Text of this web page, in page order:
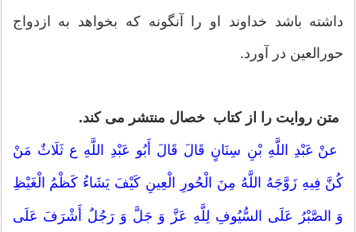
داشته باشد خداوند او را آنگونه که بخواهد به ازدواج
حورالعین در آورد.
متن روایت را از کتاب خصال منتشر می کند.
عنْ عَبْدِ اللَّهِ بْنِ سِنَانٍ قَالَ قَالَ أَبُو عَبْدِ اللَّهِ ع‏ ثَلَاثٌ مَنْ
کُنَّ فِیهِ زَوَّجَهُ اللَّهُ مِنَ الْحُورِ الْعِینِ کَیْفَ یَشَاءُ کَظْمُ الْغَیْظِ
وَ الصَّبْرُ عَلَى السُّیُوفِ لِلَّهِ عَزَّ وَ جَلَّ وَ رَجُلٌ أَشْرَفَ عَلَى